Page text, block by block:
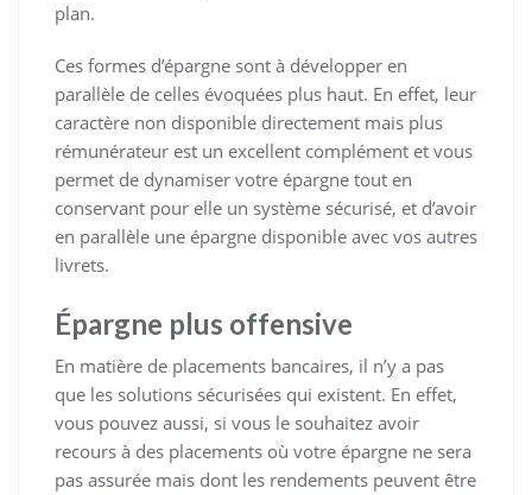
plan.
Ces formes d’épargne sont à développer en
parallèle de celles évoquées plus haut. En effet, leur
caractère non disponible directement mais plus
rémunérateur est un excellent complément et vous
permet de dynamiser votre épargne tout en
conservant pour elle un système sécurisé, et d’avoir
en parallèle une épargne disponible avec vos autres
livrets.
Épargne plus offensive
En matière de placements bancaires, il n’y a pas
que les solutions sécurisées qui existent. En effet,
vous pouvez aussi, si vous le souhaitez avoir
recours à des placements où votre épargne ne sera
pas assurée mais dont les rendements peuvent être